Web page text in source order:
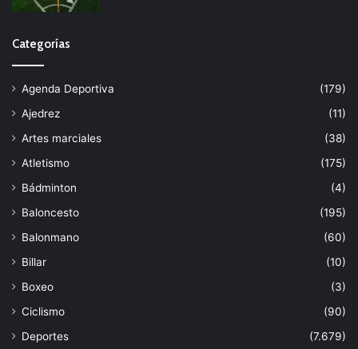
Categorías
Agenda Deportiva
(179)
Ajedrez
(11)
Artes marciales
(38)
Atletismo
(175)
Bádminton
(4)
Baloncesto
(195)
Balonmano
(60)
Billar
(10)
Boxeo
(3)
Ciclismo
(90)
Deportes
(7.679)